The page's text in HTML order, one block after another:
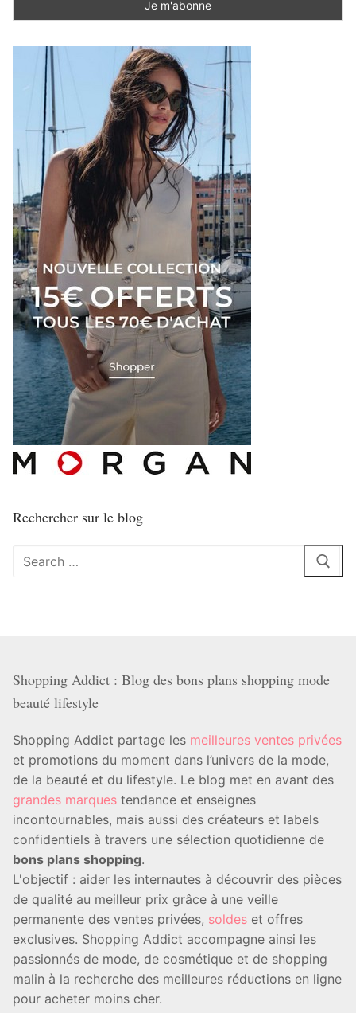
Rechercher sur le blog
Rechercher
Shopping Addict : Blog des bons plans shopping mode
beauté lifestyle
Shopping Addict partage les meilleures ventes privées
et promotions du moment dans l’univers de la mode,
de la beauté et du lifestyle. Le blog met en avant des
grandes marques tendance et enseignes
incontournables, mais aussi des créateurs et labels
confidentiels à travers une sélection quotidienne de
bons plans shopping.
L'objectif : aider les internautes à découvrir des pièces
de qualité au meilleur prix grâce à une veille
permanente des ventes privées, soldes et offres
exclusives. Shopping Addict accompagne ainsi les
passionnés de mode, de cosmétique et de shopping
malin à la recherche des meilleures réductions en ligne
pour acheter moins cher.